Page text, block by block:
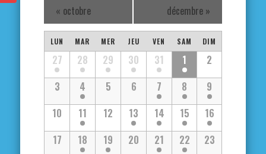
de
vues
Évènements
« octobre décembre »
Calendrier
de
Évènements
Calendrier
Évènements
LUN MAR MER JEU VEN SAM DIM
27 28 29 30 31 1
2
3
4 5 6 7 8
9
10
11 12 13 14 15
16
17
18 19 20 21 22
23